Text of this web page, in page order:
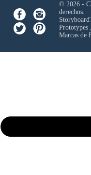
© 2026 -
derechos.
Marcas de